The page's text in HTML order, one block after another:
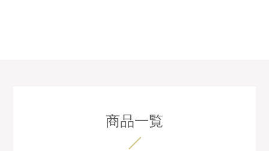
商品一覧